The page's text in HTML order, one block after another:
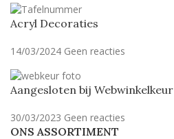
Acryl Decoraties
14/03/2024 Geen reacties
Aangesloten bij Webwinkelkeur
30/03/2023 Geen reacties
ONS ASSORTIMENT